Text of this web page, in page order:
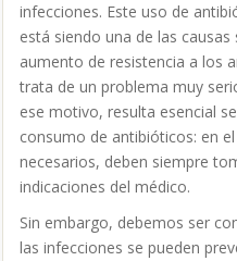
infecciones. Este uso de
está siendo una de las
aumento de resistencia a los
trata de un problema muy
ese motivo, resulta esencial
consumo de antibióticos: en
necesarios, deben siempre
indicaciones del médico.
Sin embargo, debemos ser
las infecciones se pueden